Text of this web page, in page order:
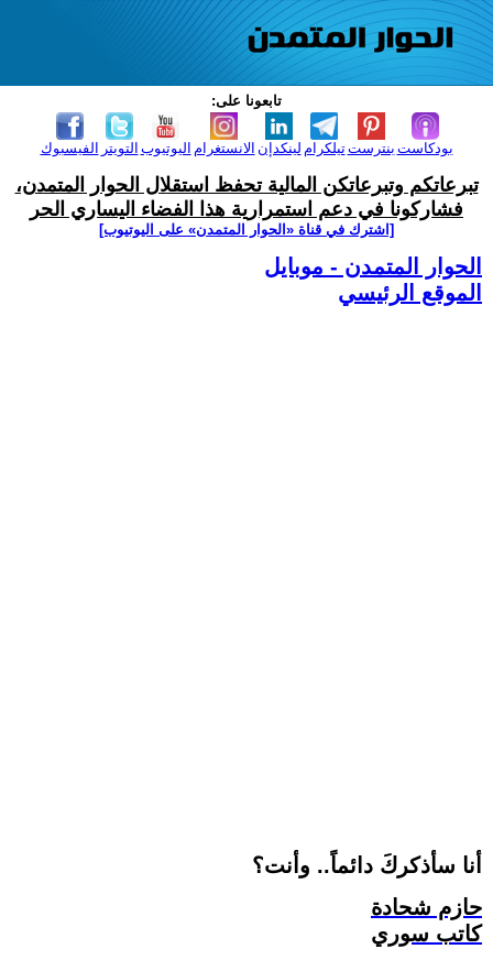
تابعونا على:
الفيسبوك التويتر اليوتيوب الانستغرام لينكدإن تيلكرامبنترست بودكاست
تبرعاتكم وتبرعاتكن المالية تحفظ استقلال الحوار المتمدن،
فشاركونا في دعم استمرارية هذا الفضاء اليساري الحر
[اشترك في قناة ‫«الحوار المتمدن» على اليوتيوب]
الحوار المتمدن - موبايل
الموقع الرئيسي
أنا سأذكركَ دائماً.. وأنت؟
حازم شحادة
كاتب سوري